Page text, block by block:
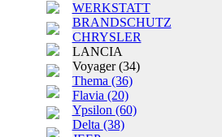
WERKSTATT
BRANDSCHUTZ
CHRYSLER
LANCIA
Voyager(34)
Thema (36)
Flavia (20)
Ypsilon (60)
Delta (38)